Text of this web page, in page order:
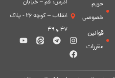
حریم
خصوصی
قوانین
مقررات
آدرس: قم – خیابان
انقلاب – کوچه 26 - پلاک
47 و 49